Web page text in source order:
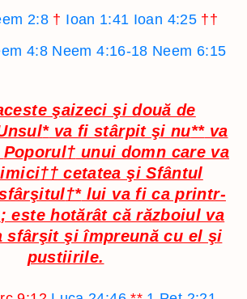
2:8 † Ioan 1:41 Ioan 4:25 ††
4:8 Neem 4:16-18 Neem 6:15
şaizeci şi două de
*va fi stârpit şi nu**va
Poporul† unui domn care va
††cetatea şi Sfântul
†*lui va fi ca printr-
; este hotărât că războiul va
sfârşit şi împreună cu el şi
pustiirile.